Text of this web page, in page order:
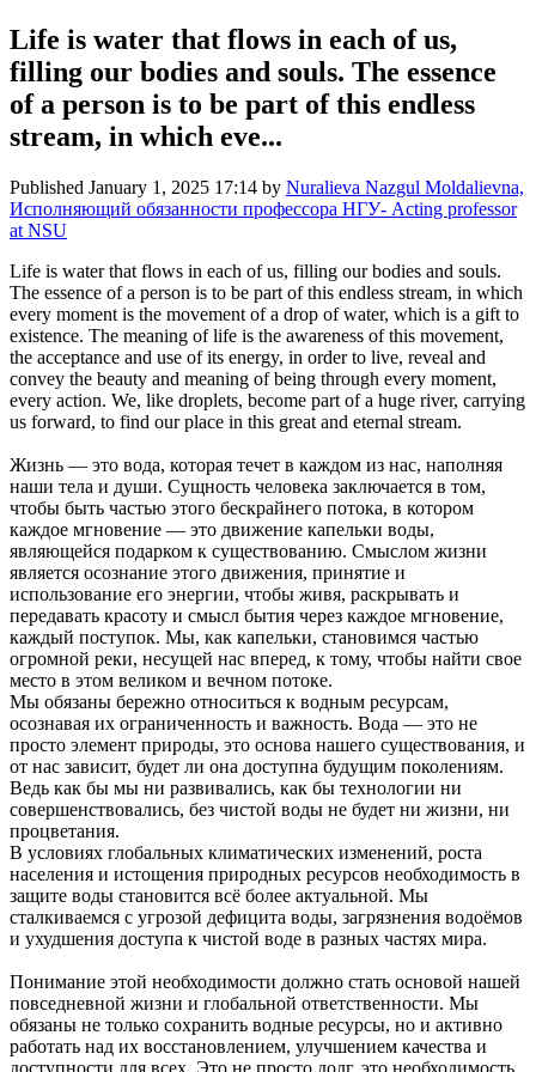
Life is water that flows in each of us,
filling our bodies and souls. The essence
of a person is to be part of this endless
stream, in which eve...
Published January 1, 2025 17:14 by Nuralieva Nazgul Moldalievna,
Исполняющий обязанности профессора НГУ- Acting professor
at NSU
Life is water that flows in each of us, filling our bodies and souls.
The essence of a person is to be part of this endless stream, in which
every moment is the movement of a drop of water, which is a gift to
existence. The meaning of life is the awareness of this movement,
the acceptance and use of its energy, in order to live, reveal and
convey the beauty and meaning of being through every moment,
every action. We, like droplets, become part of a huge river, carrying
us forward, to find our place in this great and eternal stream.
Жизнь — это вода, которая течет в каждом из нас, наполняя
наши тела и души. Сущность человека заключается в том,
чтобы быть частью этого бескрайнего потока, в котором
каждое мгновение — это движение капельки воды,
являющейся подарком к существованию. Смыслом жизни
является осознание этого движения, принятие и
использование его энергии, чтобы живя, раскрывать и
передавать красоту и смысл бытия через каждое мгновение,
каждый поступок. Мы, как капельки, становимся частью
огромной реки, несущей нас вперед, к тому, чтобы найти свое
место в этом великом и вечном потоке.
Мы обязаны бережно относиться к водным ресурсам,
осознавая их ограниченность и важность. Вода — это не
просто элемент природы, это основа нашего существования, и
от нас зависит, будет ли она доступна будущим поколениям.
Ведь как бы мы ни развивались, как бы технологии ни
совершенствовались, без чистой воды не будет ни жизни, ни
процветания.
В условиях глобальных климатических изменений, роста
населения и истощения природных ресурсов необходимость в
защите воды становится всё более актуальной. Мы
сталкиваемся с угрозой дефицита воды, загрязнения водоёмов
и ухудшения доступа к чистой воде в разных частях мира.
Понимание этой необходимости должно стать основой нашей
повседневной жизни и глобальной ответственности. Мы
обязаны не только сохранить водные ресурсы, но и активно
работать над их восстановлением, улучшением качества и
доступности для всех. Это не просто долг, это необходимость,